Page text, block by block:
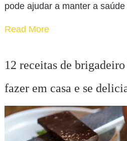
pode ajudar a manter a
Read More
12 receitas de
fazer em casa e se